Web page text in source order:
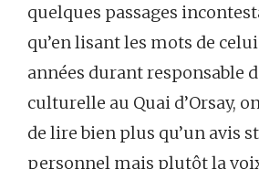
quelques passages
qu’en lisant les mots de
années durant responsable
culturelle au Quai d’Orsay,
de lire bien plus qu’un avis
personnel mais plutôt la